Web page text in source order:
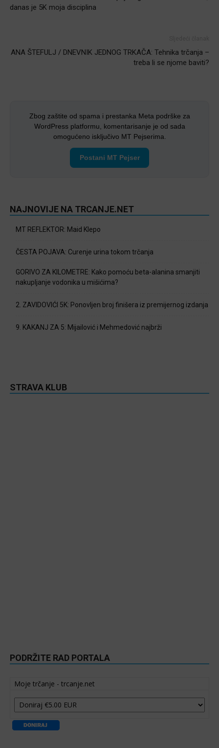
danas je 5K moja disciplina
ANA ŠTEFULJ / DNEVNIK JEDNOG TRKAČA: Tehnika trčanja –
treba li se njome baviti?
Zbog zaštite od spama i prestanka Meta podrške za
WordPress platformu, komentarisanje je od sada
omogućeno isključivo MT Pejserima.
Postani MT Pejser
NAJNOVIJE NA TRCANJE.NET
MT REFLEKTOR: Maid Klepo
ČESTA POJAVA: Curenje urina tokom trčanja
GORIVO ZA KILOMETRE: Kako pomoću beta-alanina smanjiti
nakupljanje vodonika u mišićima?
2. ZAVIDOVIĆI 5K: Ponovljen broj finišera iz premijernog izdanja
9. KAKANJ ZA 5: Mijailović i Mehmedović najbrži
STRAVA KLUB
PODRŽITE RAD PORTALA
Moje trčanje - trcanje.net